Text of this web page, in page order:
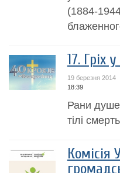
(1884-
17. Гріх
19 березня 2014
18:39
Рани
тілі